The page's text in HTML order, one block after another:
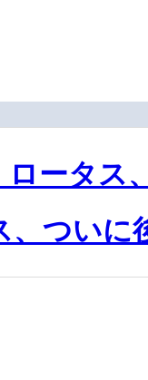
ロータス
、ついに